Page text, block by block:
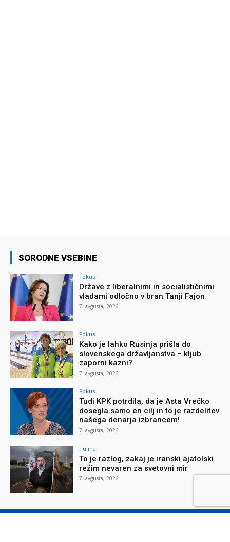
SORODNE VSEBINE
Fokus
Države z liberalnimi in socialističnimi
vladami odločno v bran Tanji Fajon
7. avgusta, 2026
Fokus
Kako je lahko Rusinja prišla do
slovenskega državljanstva – kljub
zaporni kazni?
7. avgusta, 2026
Fokus
Tudi KPK potrdila, da je Asta Vrečko
dosegla samo en cilj in to je razdelitev
našega denarja izbrancem!
7. avgusta, 2026
Tujina
To je razlog, zakaj je iranski ajatolski
režim nevaren za svetovni mir
7. avgusta, 2026